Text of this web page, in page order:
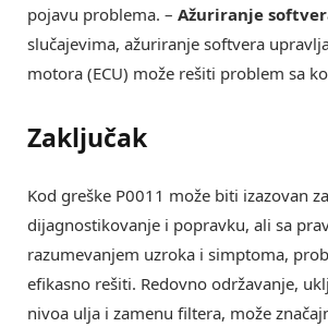
pojavu problema. – Ažuriranje
slučajevima, ažuriranje softvera
motora (ECU) može rešiti problem sa
Zaključak
Kod greške P0011 može biti izazovan za
dijagnostikovanje i popravku, ali sa
razumevanjem uzroka i simptoma,
efikasno rešiti. Redovno održavanje,
nivoa ulja i zamenu filtera, može